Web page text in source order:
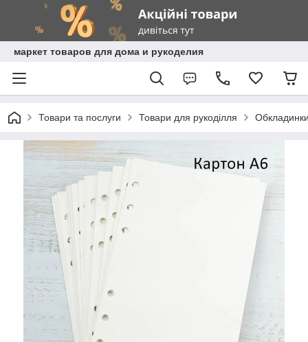
маркет товаров для дома и рукоделия
Товари та послуги Товари для рукоділля